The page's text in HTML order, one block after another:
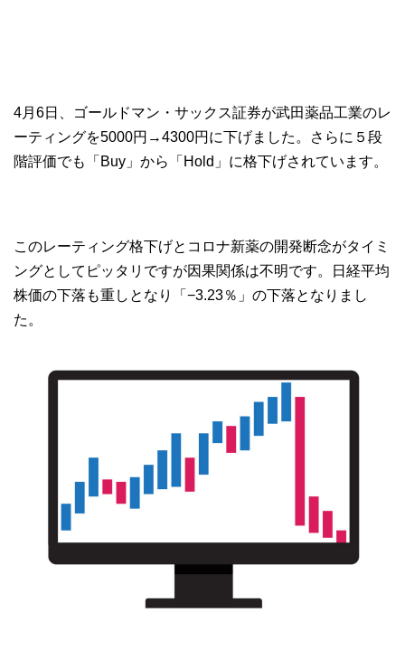
4月6日、ゴールドマン・サックス証券が武田薬品工業のレ
ーティングを5000円→4300円に下げました。さらに５段
階評価でも「Buy」から「Hold」に格下げされています。
このレーティング格下げとコロナ新薬の開発断念がタイミ
ングとしてピッタリですが因果関係は不明です。日経平均
株価の下落も重しとなり「−3.23％」の下落となりまし
た。